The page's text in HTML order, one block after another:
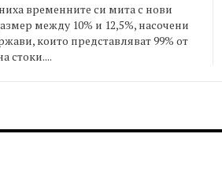
временните си мита с нови
между 10% и 12,5%, насочени
които представляват 99% от
стоки....